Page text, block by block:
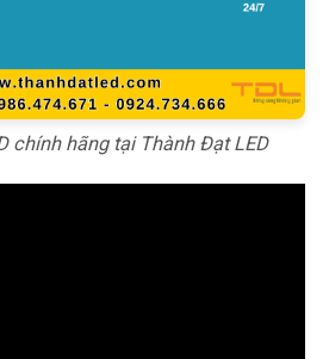
chính hãng tại Thành Đạt LED